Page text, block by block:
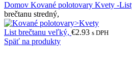
Domov Kované polotovary Kvety -
brečtanu stredný,
List brečtanu veľký, €2.93 s DPH
Späť na produkty